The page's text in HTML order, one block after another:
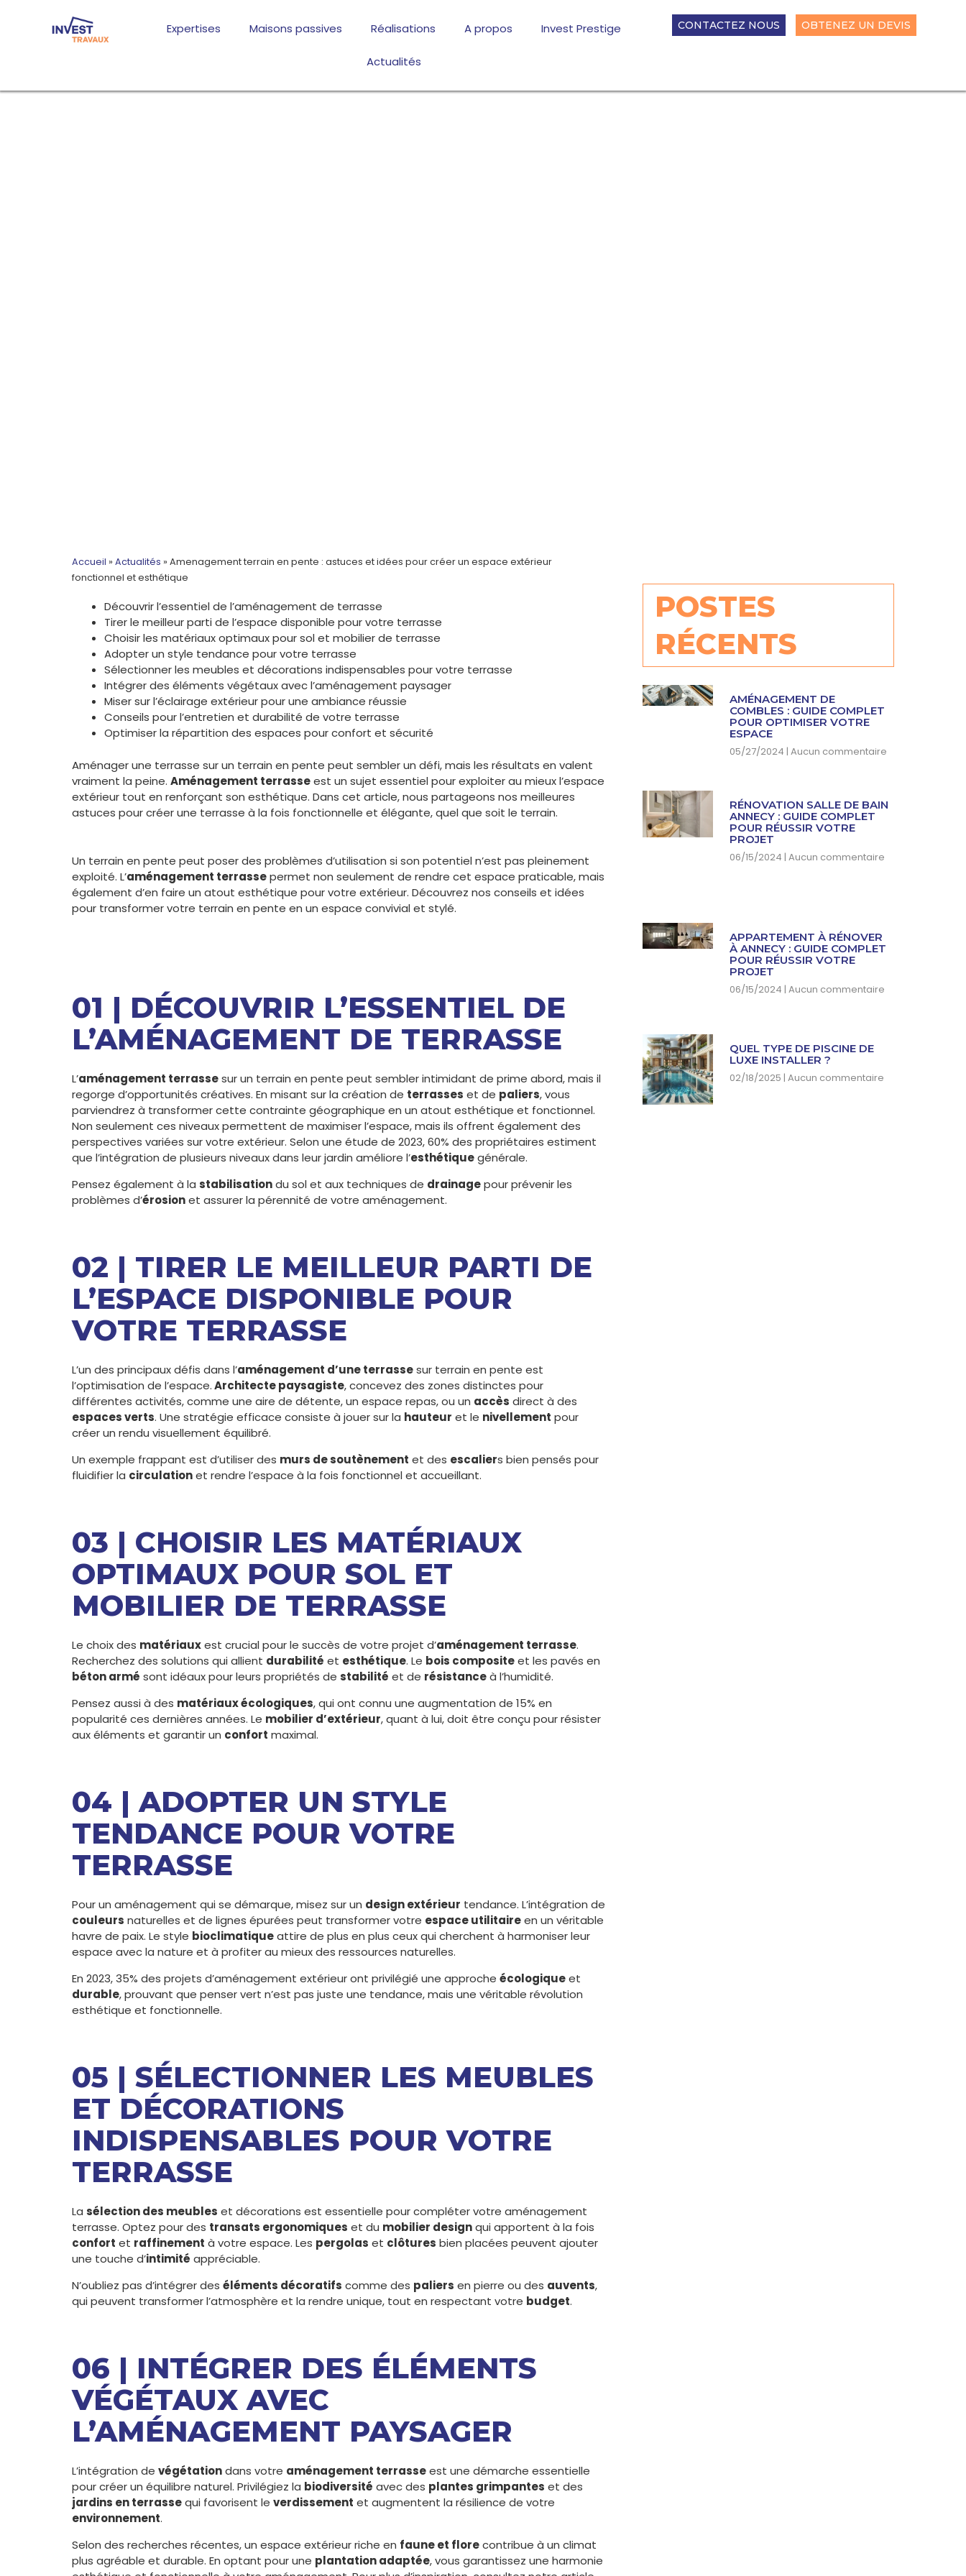
Expertises Maisons passives Réalisations A propos Invest Prestige
Actualités
CONTACTEZ NOUS OBTENEZ UN DEVIS
Accueil » Actualités » Amenagement terrain en pente : astuces et idées pour créer un espace extérieur
fonctionnel et esthétique
Découvrir l’essentiel de l’aménagement de terrasse
Tirer le meilleur parti de l’espace disponible pour votre terrasse
Choisir les matériaux optimaux pour sol et mobilier de terrasse
Adopter un style tendance pour votre terrasse
Sélectionner les meubles et décorations indispensables pour votre terrasse
Intégrer des éléments végétaux avec l’aménagement paysager
Miser sur l’éclairage extérieur pour une ambiance réussie
Conseils pour l’entretien et durabilité de votre terrasse
Optimiser la répartition des espaces pour confort et sécurité
Aménager une terrasse sur un terrain en pente peut sembler un défi, mais les résultats en valent
vraiment la peine. Aménagement terrasseest un sujet essentiel pour exploiter au mieux l’espace
extérieur tout en renforçant son esthétique. Dans cet article, nous partageons nos meilleures
astuces pour créer une terrasse à la fois fonctionnelle et élégante, quel que soit le terrain.
Un terrain en pente peut poser des problèmes d’utilisation si son potentiel n’est pas pleinement
exploité. L’aménagement terrassepermet non seulement de rendre cet espace praticable, mais
également d’en faire un atout esthétique pour votre extérieur. Découvrez nos conseils et idées
pour transformer votre terrain en pente en un espace convivial et stylé.
01 | DÉCOUVRIR L’ESSENTIEL DE
L’AMÉNAGEMENT DE TERRASSE
L’aménagement terrassesur un terrain en pente peut sembler intimidant de prime abord, mais il
regorge d’opportunités créatives. En misant sur la création de terrasses et de paliers, vous
parviendrez à transformer cette contrainte géographique en un atout esthétique et fonctionnel.
Non seulement ces niveaux permettent de maximiser l’espace, mais ils offrent également des
perspectives variées sur votre extérieur. Selon une étude de 2023, 60% des propriétaires estiment
que l’intégration de plusieurs niveaux dans leur jardin améliore l’esthétiquegénérale.
Pensez également à la stabilisationdu sol et aux techniques de drainagepour prévenir les
problèmes d’érosionet assurer la pérennité de votre aménagement.
02 | TIRER LE MEILLEUR PARTI DE
L’ESPACE DISPONIBLE POUR
VOTRE TERRASSE
L’un des principaux défis dans l’aménagement d’une terrassesur terrain en pente est
l’optimisation de l’espace.Architecte paysagiste, concevez des zones distinctes pour
différentes activités, comme une aire de détente, un espace repas, ou un accès direct à des
espaces verts. Une stratégie efficace consiste à jouer sur la hauteur et le nivellement pour
créer un rendu visuellement équilibré.
Un exemple frappant est d’utiliser des murs de soutènement et des escaliers bien pensés pour
fluidifier la circulationet rendre l’espace à la fois fonctionnel et accueillant.
03 | CHOISIR LES MATÉRIAUX
OPTIMAUX POUR SOL ET
MOBILIER DE TERRASSE
Le choix des matériauxest crucial pour le succès de votre projet d’aménagement terrasse.
Recherchez des solutions qui allient durabilité et esthétique. Le bois compositeet les pavés en
béton armé sont idéaux pour leurs propriétés de stabilité et de résistanceà l’humidité.
Pensez aussi à des matériaux écologiques, qui ont connu une augmentation de 15% en
popularité ces dernières années. Le mobilier d’extérieur, quant à lui, doit être conçu pour résister
aux éléments et garantir un confort maximal.
04 | ADOPTER UN STYLE
TENDANCE POUR VOTRE
TERRASSE
Pour un aménagement qui se démarque, misez sur un design extérieur tendance. L’intégration de
couleurs naturelles et de lignes épurées peut transformer votre espace utilitaireen un véritable
havre de paix. Le style bioclimatiqueattire de plus en plus ceux qui cherchent à harmoniser leur
espace avec la nature et à profiter au mieux des ressources naturelles.
En 2023, 35% des projets d’aménagement extérieur ont privilégié une approche écologiqueet
durable, prouvant que penser vert n’est pas juste une tendance, mais une véritable révolution
esthétique et fonctionnelle.
05 | SÉLECTIONNER LES MEUBLES
ET DÉCORATIONS
INDISPENSABLES POUR VOTRE
TERRASSE
La sélection des meubles et décorations est essentielle pour compléter votre aménagement
terrasse. Optez pour des transats ergonomiques et du mobilier designqui apportent à la fois
confort et raffinement à votre espace. Les pergolas et clôtures bien placées peuvent ajouter
une touche d’intimité appréciable.
N’oubliez pas d’intégrer des éléments décoratifs comme des paliers en pierre ou des auvents,
qui peuvent transformer l’atmosphère et la rendre unique, tout en respectant votre budget.
06 | INTÉGRER DES ÉLÉMENTS
VÉGÉTAUX AVEC
L’AMÉNAGEMENT PAYSAGER
L’intégration de végétationdans votre aménagement terrasseest une démarche essentielle
pour créer un équilibre naturel. Privilégiez la biodiversité avec des plantes grimpantes et des
jardins en terrassequi favorisent le verdissement et augmentent la résilience de votre
environnement.
Selon des recherches récentes, un espace extérieur riche en faune et florecontribue à un climat
plus agréable et durable. En optant pour une plantation adaptée, vous garantissez une harmonie
POSTES
RÉCENTS
AMÉNAGEMENT DE
COMBLES : GUIDE COMPLET
POUR OPTIMISER VOTRE
ESPACE
05/27/2024 Aucun commentaire
RÉNOVATION SALLE DE BAIN
ANNECY : GUIDE COMPLET
POUR RÉUSSIR VOTRE
PROJET
06/15/2024 Aucun commentaire
APPARTEMENT À RÉNOVER
À ANNECY : GUIDE COMPLET
POUR RÉUSSIR VOTRE
PROJET
06/15/2024 Aucun commentaire
QUEL TYPE DE PISCINE DE
LUXE INSTALLER ?
02/18/2025 Aucun commentaire